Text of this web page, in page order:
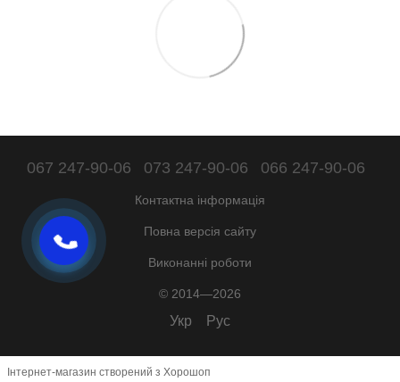
067 247-90-06 073 247-90-06 066 247-90-06
Контактна інформація
Повна версія сайту
Виконанні роботи
© 2014—2026
Укр Рус
Інтернет-магазин створений з Хорошоп